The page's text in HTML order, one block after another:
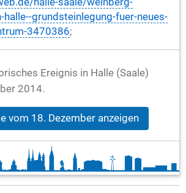
halle--grundsteinlegung-fuer-neues-
3470386;
Ereignis in Halle (Saale)
2014.
vom 18. Dezember anzeigen